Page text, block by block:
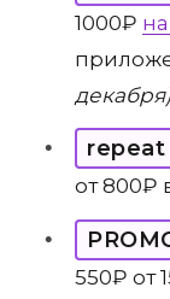
1000₽
repeat
от 800₽
550₽ от